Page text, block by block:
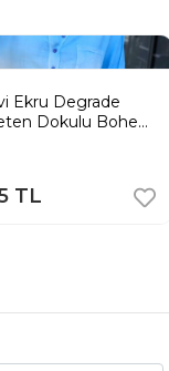
Ekru Degrade
Dokulu Bohem
TL